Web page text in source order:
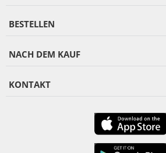
BESTELLEN
NACH DEM KAUF
KONTAKT